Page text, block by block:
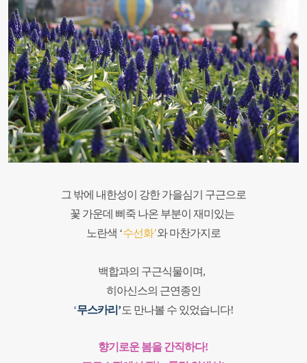
그 밖에 내한성이 강한 가을심기 구근으로
꽃 가운데 삐죽 나온 부분이 재미있는
노란색 ‘수선화’와 마찬가지로
백합과의 구근식물이며,
히아신스의 근연종인
‘무스카리 ’도 만나볼 수 있었습니다!
향기로운 봄을 간직하다!